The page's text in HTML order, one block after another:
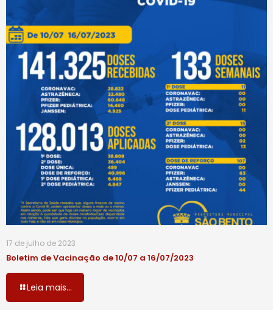
17 de julho de 2023
Boletim de Vacinação de 10/07 a 16/07/2023
Leia mais...